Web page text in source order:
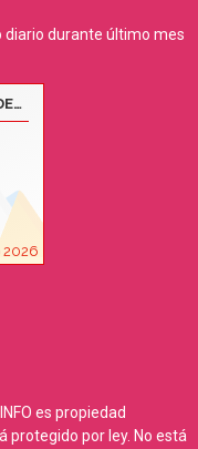
diario durante último mes
es propiedad
protegido por ley. No está